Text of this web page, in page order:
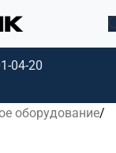
04-20
оборудование